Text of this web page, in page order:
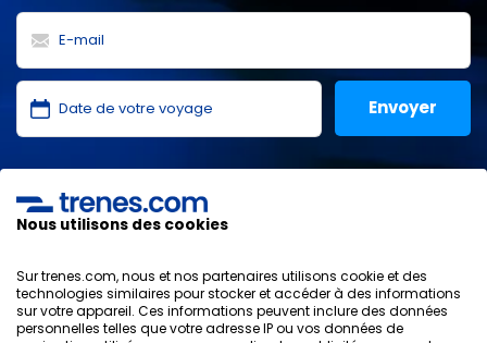
protection des données
ONLINE TRAVEL SOLUTIONS.
Politique de confidentialité
Conditions générales
Nous utilisons des cookies
Sur trenes.com, nous et nos partenaires utilisons cookie et des
technologies similaires pour stocker et accéder à des informations
sur votre appareil. Ces informations peuvent inclure des données
personnelles telles que votre adresse IP ou vos données de